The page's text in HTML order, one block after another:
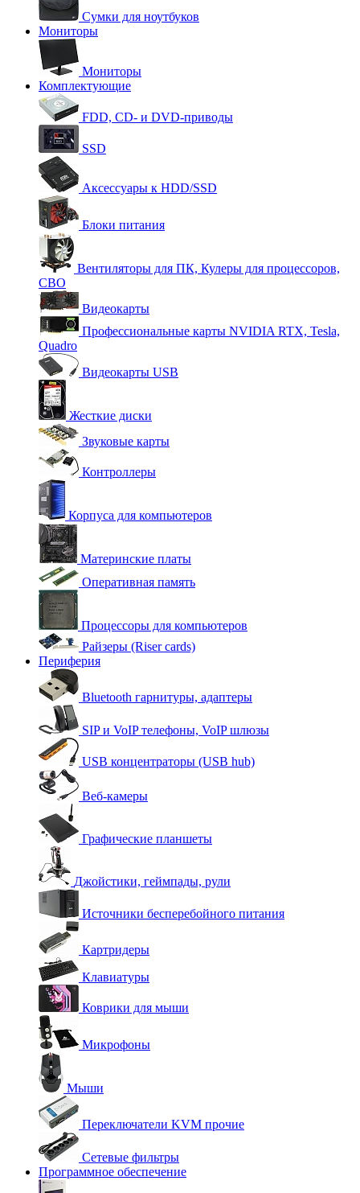
Сумки для ноутбуков
Мониторы
Мониторы
Комплектующие
FDD, CD- и DVD-приводы
SSD
Аксессуары к HDD/SSD
Блоки питания
Вентиляторы для ПК, Кулеры для процессоров,
СВО
Видеокарты
Профессиональные карты NVIDIA RTX, Tesla,
Quadro
Видеокарты USB
Жесткие диски
Звуковые карты
Контроллеры
Корпуса для компьютеров
Материнские платы
Оперативная память
Процессоры для компьютеров
Райзеры (Riser cards)
Периферия
Bluetooth гарнитуры, адаптеры
SIP и VoIP телефоны, VoIP шлюзы
USB концентраторы (USB hub)
Веб-камеры
Графические планшеты
Джойстики, геймпады, рули
Источники бесперебойного питания
Картридеры
Клавиатуры
Коврики для мыши
Микрофоны
Мыши
Переключатели KVM прочие
Сетевые фильтры
Программное обеспечение